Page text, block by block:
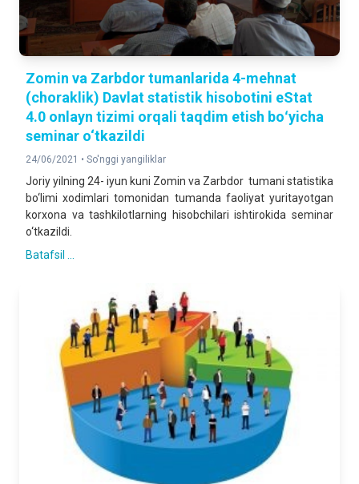
Zomin va Zarbdor tumanlarida 4-mehnat
(choraklik) Davlat statistik hisobotini eStat
4.0 onlayn tizimi orqali taqdim etish boʻyicha
seminar o‘tkazildi
24/06/2021 • So'nggi yangiliklar
Joriy yilning 24- iyun kuni Zomin va Zarbdor tumani statistika
bo‘limi xodimlari tomonidan tumanda faoliyat yuritayotgan
korxona va tashkilotlarning hisobchilari ishtirokida seminar
o‘tkazildi.
Batafsil ...